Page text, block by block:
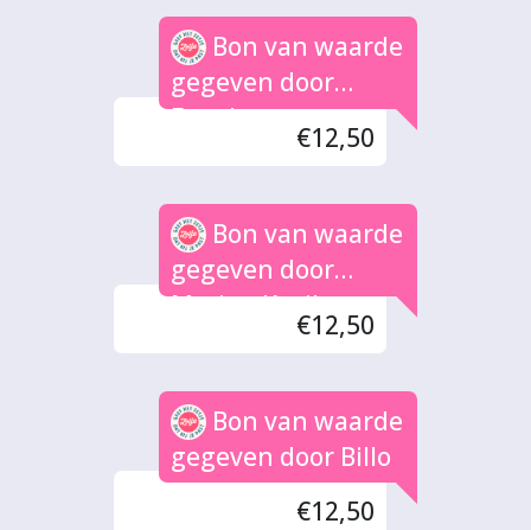
Bon van waarde
gegeven door
Feank
€12,50
Bon van waarde
gegeven door
Marjan Kruik
€12,50
Bon van waarde
gegeven door Billo
€12,50